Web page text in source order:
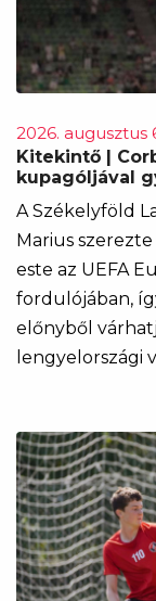
2026. augusztus
Kitekintő |
kupagóljával
A Székelyföld
Marius
este az UEFA
fordulójában,
előnyből
lengyelországi